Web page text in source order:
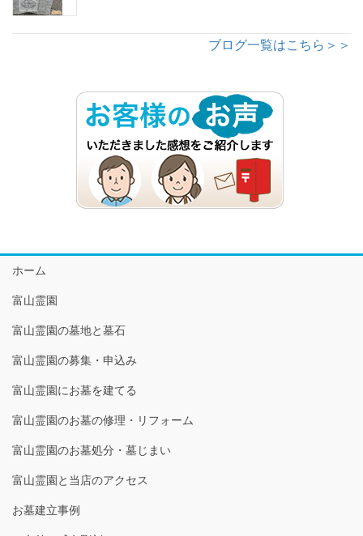
ブログ一覧はこちら＞＞
ホーム
富山霊園
富山霊園の墓地と墓石
富山霊園の募集・申込み
富山霊園にお墓を建てる
富山霊園のお墓の修理・リフォーム
富山霊園のお墓処分・墓じまい
富山霊園と当店のアクセス
お墓建立事例